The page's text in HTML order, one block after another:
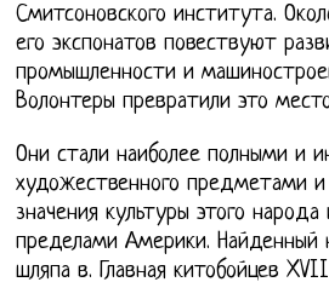
Смитсоновского института.
его экспонатов повествуют
промышленности и
Волонтеры превратили это
Они стали наиболее полными и
художественного предметами и
значения культуры этого
пределами Америки.
шляпа в. Главная китобойцев